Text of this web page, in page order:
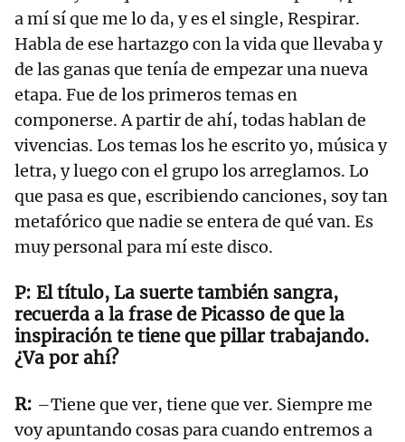
a mí sí que me lo da, y es el single, Respirar.
Habla de ese hartazgo con la vida que llevaba y
de las ganas que tenía de empezar una nueva
etapa. Fue de los primeros temas en
componerse. A partir de ahí, todas hablan de
vivencias. Los temas los he escrito yo, música y
letra, y luego con el grupo los arreglamos. Lo
que pasa es que, escribiendo canciones, soy tan
metafórico que nadie se entera de qué van. Es
muy personal para mí este disco.
El título, La suerte también sangra,
recuerda a la frase de Picasso de que la
inspiración te tiene que pillar trabajando.
¿Va por ahí?
–Tiene que ver, tiene que ver. Siempre me
voy apuntando cosas para cuando entremos a